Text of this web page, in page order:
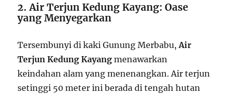
2. Air Terjun Kedung Kayang: Oase
yang Menyegarkan
Tersembunyi di kaki Gunung Merbabu,Air
Terjun Kedung Kayang menawarkan
keindahan alam yang menenangkan. Air terjun
setinggi 50 meter ini berada di tengah hutan